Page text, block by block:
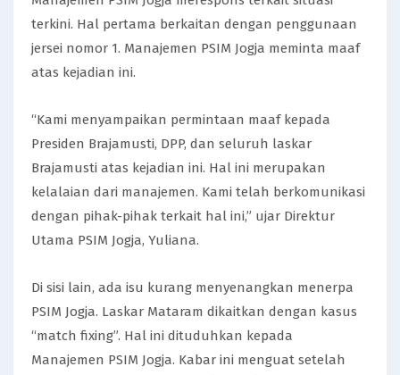
terkini. Hal pertama berkaitan dengan penggunaan
jersei nomor 1. Manajemen PSIM Jogja meminta maaf
atas kejadian ini.
“Kami menyampaikan permintaan maaf kepada
Presiden Brajamusti, DPP, dan seluruh laskar
Brajamusti atas kejadian ini. Hal ini merupakan
kelalaian dari manajemen. Kami telah berkomunikasi
dengan pihak-pihak terkait hal ini,” ujar Direktur
Utama PSIM Jogja, Yuliana.
Di sisi lain, ada isu kurang menyenangkan menerpa
PSIM Jogja. Laskar Mataram dikaitkan dengan kasus
“match fixing”. Hal ini dituduhkan kepada
Manajemen PSIM Jogja. Kabar ini menguat setelah